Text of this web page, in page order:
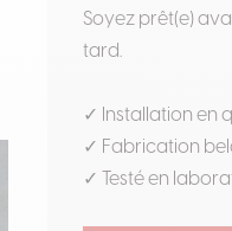
Soyez prêt(e)
tard.
✓ Installation en
✓ Fabrication
✓ Testé en